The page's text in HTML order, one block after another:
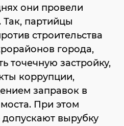
они провели
партийцы
строительства
города,
точечную застройку,
коррупции,
заправок в
При этом
вырубку